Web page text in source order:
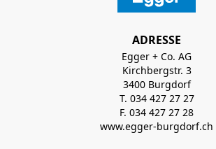
ADRESSE
Egger + Co. AG
Kirchbergstr. 3
3400 Burgdorf
T. 034 427 27 27
F. 034 427 27 28
www.egger-burgdorf.ch